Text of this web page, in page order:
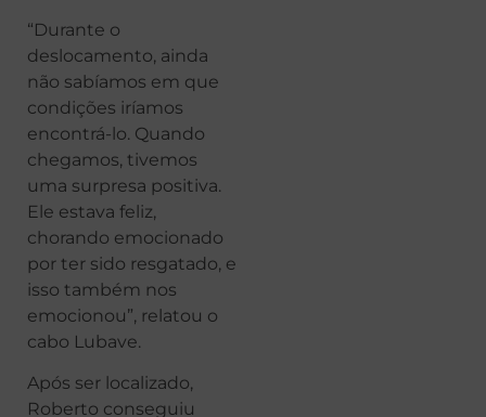
“Durante o
deslocamento, ainda
não sabíamos em que
condições iríamos
encontrá-lo. Quando
chegamos, tivemos
uma surpresa positiva.
Ele estava feliz,
chorando emocionado
por ter sido resgatado, e
isso também nos
emocionou”, relatou o
cabo Lubave.
Após ser localizado,
Roberto conseguiu